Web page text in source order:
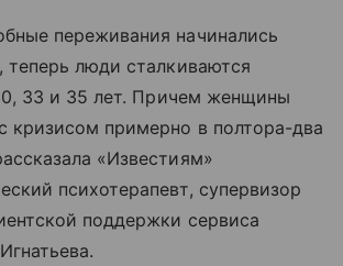
переживания начинались
люди сталкиваются
33 и 35 лет. Причем женщины
кризисом примерно в полтора-два
«Известиям»
психотерапевт, супервизор
поддержки сервиса